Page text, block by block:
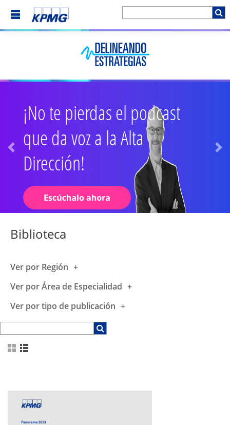
¡No te pierdas el podcast
que da voz a la Alta
Dirección!
Biblioteca
Ver por Región
Ver por Área de Especialidad
Ver por tipo de publicación